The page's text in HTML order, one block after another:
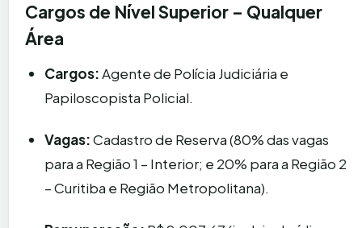
Cargos de Nível Superior – Qualquer
Área
Cargos:Agente de Polícia Judiciária e
Papiloscopista Policial.
Vagas:Cadastro de Reserva (80% das vagas
para a Região 1 – Interior; e 20% para a Região 2
– Curitiba e Região Metropolitana).